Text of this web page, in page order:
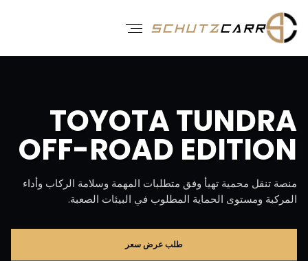
TOYOTA TUNDRA
OFF-ROAD EDITION
منصة تنقل محمية تهيأ وفق متطلبات المهمة وسلامة الركاب وأداء
المركبة ومستوى الحماية المطلوب في البيئات الصعبة.
طلب عرض سعر